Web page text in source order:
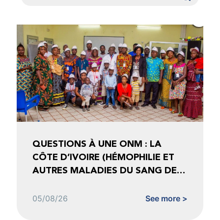
QUESTIONS À UNE ONM : LA
CÔTE D’IVOIRE (HÉMOPHILIE ET
AUTRES MALADIES DU SANG DE
05/08/26 See more >